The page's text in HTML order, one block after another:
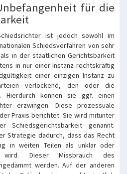
für die
ist jedoch sowohl im
Schiedsverfahren von sehr
in der staatlichen Gerichtsbarkeit
in nur einer Instanz rechtskräftig
einer einzigen Instanz zu
verlockend, den oder die
Hierdurch können sie ggf. einen
erzwingen. Diese prozessuale
Praxis berichtet. Sie wird mitunter
Schiedsgerichtsbarkeit genannt.
Strategie dadurch, dass das Recht
in weiten Teilen als unklar oder
wird. Dieser Missbrauch des
werden. Auf der anderen